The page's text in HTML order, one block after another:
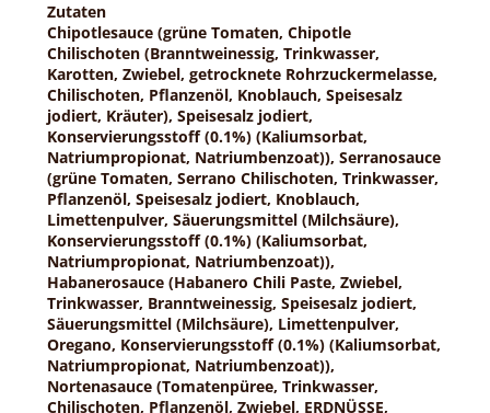
Zutaten
Chipotlesauce (grüne Tomaten, Chipotle
Chilischoten (Branntweinessig, Trinkwasser,
Karotten, Zwiebel, getrocknete Rohrzuckermelasse,
Chilischoten, Pflanzenöl, Knoblauch, Speisesalz
jodiert, Kräuter), Speisesalz jodiert,
Konservierungsstoff (0.1%) (Kaliumsorbat,
Natriumpropionat, Natriumbenzoat)), Serranosauce
(grüne Tomaten, Serrano Chilischoten, Trinkwasser,
Pflanzenöl, Speisesalz jodiert, Knoblauch,
Limettenpulver, Säuerungsmittel (Milchsäure),
Konservierungsstoff (0.1%) (Kaliumsorbat,
Natriumpropionat, Natriumbenzoat)),
Habanerosauce (Habanero Chili Paste, Zwiebel,
Trinkwasser, Branntweinessig, Speisesalz jodiert,
Säuerungsmittel (Milchsäure), Limettenpulver,
Oregano, Konservierungsstoff (0.1%) (Kaliumsorbat,
Natriumpropionat, Natriumbenzoat)),
Nortenasauce (Tomatenpüree, Trinkwasser,
Chilischoten, Pflanzenöl, Zwiebel, ERDNÜSSE,